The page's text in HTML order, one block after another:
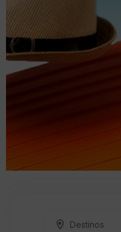
Destinos